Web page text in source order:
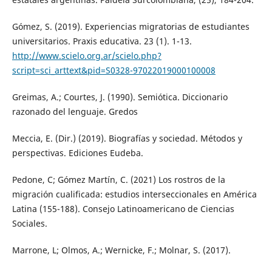
Gómez, S. (2019). Experiencias migratorias de estudiantes
universitarios. Praxis educativa. 23 (1). 1-13.
http://www.scielo.org.ar/scielo.php?
script=sci_arttext&pid=S0328-97022019000100008
Greimas, A.; Courtes, J. (1990). Semiótica. Diccionario
razonado del lenguaje. Gredos
Meccia, E. (Dir.) (2019). Biografías y sociedad. Métodos y
perspectivas. Ediciones Eudeba.
Pedone, C; Gómez Martín, C. (2021) Los rostros de la
migración cualificada: estudios interseccionales en América
Latina (155-188). Consejo Latinoamericano de Ciencias
Sociales.
Marrone, L; Olmos, A.; Wernicke, F.; Molnar, S. (2017).